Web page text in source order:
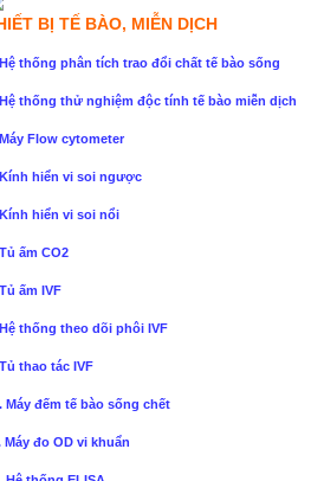
BỊ TẾ BÀO, MIỄN DỊCH
thống phân tích trao đổi chất tế bào sống
thống thử nghiệm độc tính tế bào miễn dịch
Flow cytometer
hiển vi soi ngược
hiển vi soi nổi
ấm CO2
ấm IVF
thống theo dõi phôi IVF
thao tác IVF
Máy đếm tế bào sống chết
Máy đo OD vi khuẩn